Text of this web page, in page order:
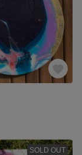
SOLD OUT